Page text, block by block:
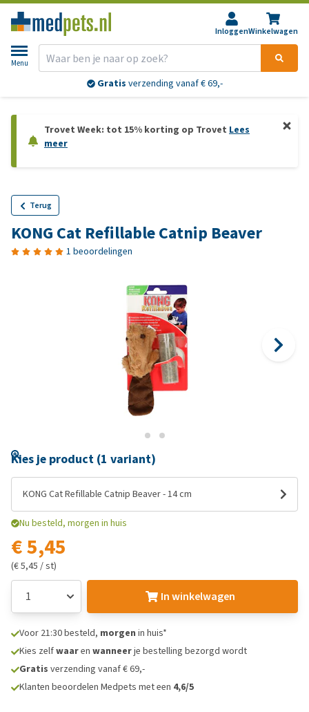
InloggenWinkelwagen
Menu
Gratis verzending vanaf € 69,-
Trovet Week: tot 15% korting op Trovet Lees
meer
Terug
KONG Cat Refillable Catnip Beaver
1 beoordelingen
Kies je product (1 variant)
KONG Cat Refillable Catnip Beaver - 14 cm
Nu besteld, morgen in huis
€ 5,45
(€ 5,45 / st)
In winkelwagen
Voor 21:30 besteld, morgen in huis*
Kies zelfwaaren wanneerje bestelling bezorgd wordt
Gratis verzending vanaf € 69,-
Klanten beoordelen Medpets met een 4,6/5